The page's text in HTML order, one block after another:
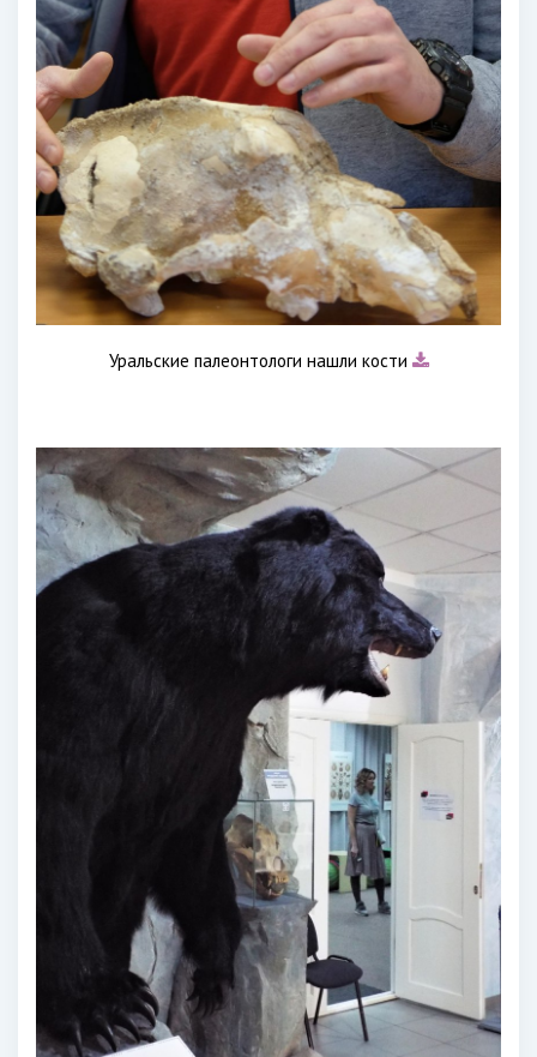
Уральские палеонтологи нашли кости